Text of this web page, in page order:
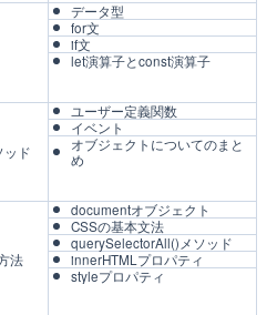
データ型
for文
if文
let演算子とconst演算子
ッド
ユーザー定義関数
イベント
オブジェクトについてのまと
め
法
documentオブジェクト
CSSの基本文法
querySelectorAll()メソッド
innerHTMLプロパティ
styleプロパティ